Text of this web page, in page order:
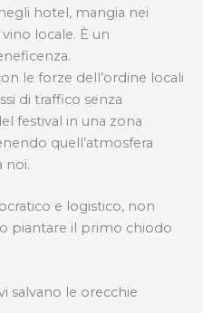
hotel, mangia nei
locale. È un
le forze dell’ordine locali
di traffico senza
festival in una zona
quell’atmosfera
noi.
e logistico, non
piantare il primo chiodo
salvano le orecchie